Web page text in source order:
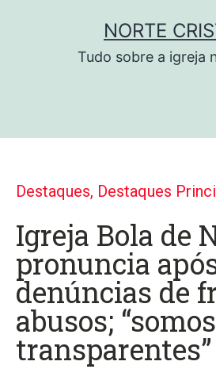
NORTE
Tudo sobre a igreja
Destaques, Destaques
Igreja Bola de
pronuncia
denúncias de
abusos; “somos
transparentes”